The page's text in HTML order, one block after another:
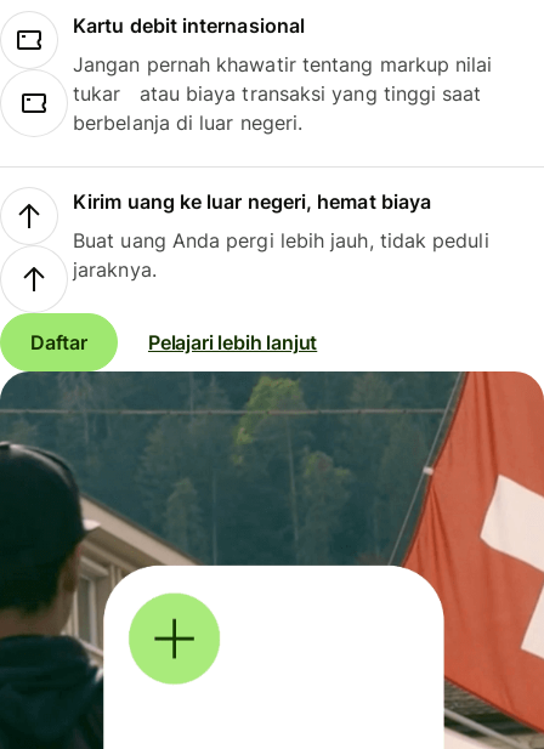
Kartu debit internasional
Jangan pernah khawatir tentang markup nilai
tukar atau biaya transaksi yang tinggi saat
berbelanja di luar negeri.
Kirim uang ke luar negeri, hemat biaya
Buat uang Anda pergi lebih jauh, tidak peduli
jaraknya.
Daftar Pelajari lebih lanjut